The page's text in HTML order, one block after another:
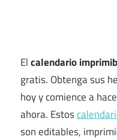
Elcalendario
gratis. Obtenga sus
hoy y comience a
ahora. Estos
son editables,